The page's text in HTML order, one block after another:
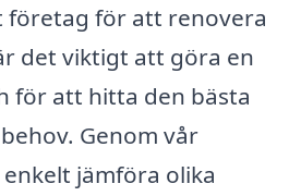
företag för att renovera
det viktigt att göra en
för att hitta den bästa
Genom vår
jämföra olika